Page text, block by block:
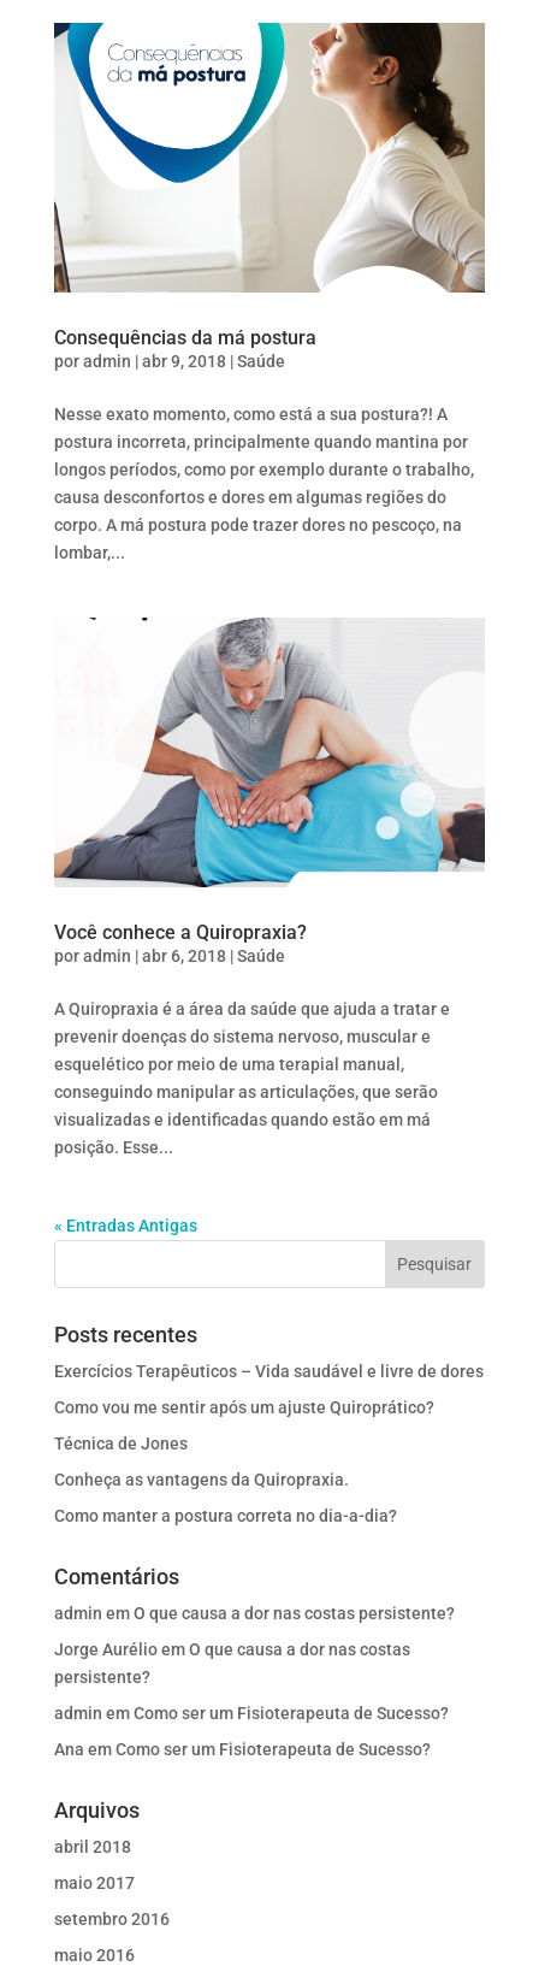
Consequências da má postura
poradmin |abr 9, 2018|Saúde
Nesse exato momento, como está a sua postura?! A
postura incorreta, principalmente quando mantina por
longos períodos, como por exemplo durante o trabalho,
causa desconfortos e dores em algumas regiões do
corpo. A má postura pode trazer dores no pescoço, na
lombar,...
Você conhece a Quiropraxia?
poradmin |abr 6, 2018|Saúde
A Quiropraxia é a área da saúde que ajuda a tratar e
prevenir doenças do sistema nervoso, muscular e
esquelético por meio de uma terapial manual,
conseguindo manipular as articulações, que serão
visualizadas e identificadas quando estão em má
posição. Esse...
« Entradas Antigas
Posts recentes
Exercícios Terapêuticos – Vida saudável e livre de dores
Como vou me sentir após um ajuste Quiroprático?
Técnica de Jones
Conheça as vantagens da Quiropraxia.
Como manter a postura correta no dia-a-dia?
Comentários
admin emO que causa a dor nas costas persistente?
Jorge AurélioemO que causa a dor nas costas
persistente?
admin emComo ser um Fisioterapeuta de Sucesso?
Ana emComo ser um Fisioterapeuta de Sucesso?
Arquivos
abril 2018
maio 2017
setembro 2016
maio 2016